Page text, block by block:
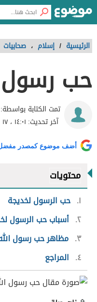
الرئيسية / إسلام ، صحابيات
حب رسول
تمت الكتابة بواسطة:
آخر تحديث: ١٤:٠١ ، ١٧ مارس ٢٠٢١
أضف موضوع كمصدر
محتويات
١ حب الرسول لخديجة
٢ أسباب حب الرسول
٣ مظاهر حب رسول
٤
المراجع